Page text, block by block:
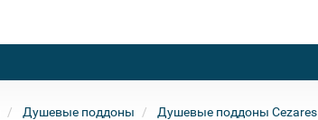
Душевые поддоны Душевые поддоны Cezares